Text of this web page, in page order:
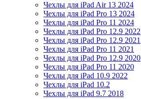
Чехлы для iPad Air 13 2024
Чехлы для iPad Pro 13 2024
Чехлы для iPad Pro 11 2024
Чехлы для iPad Pro 12.9 2022
Чехлы для iPad Pro 12.9 2021
Чехлы для iPad Pro 11 2021
Чехлы для iPad Pro 12.9 2020
Чехлы для iPad Pro 11 2020
Чехлы для iPad 10.9 2022
Чехлы для iPad 10.2
Чехлы для iPad 9.7 2018